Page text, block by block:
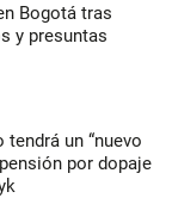
Bogotá tras
y presuntas
un “nuevo
por dopaje